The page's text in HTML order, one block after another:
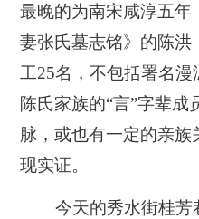
最晚的为南宋咸淳五年
妻张氏墓志铭》的陈洪
工25名，不包括署名
陈氏家族的“言”字辈
脉，或也有一定的亲
现实证。
今天的秀水街桂芳